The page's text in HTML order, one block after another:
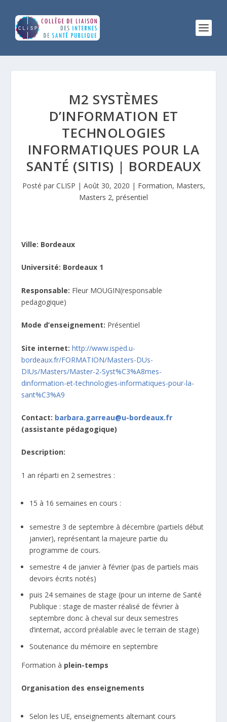
M2 SYSTÈMES
D’INFORMATION ET
TECHNOLOGIES
INFORMATIQUES POUR LA
SANTÉ (SITIS) | BORDEAUX
Posté par CLISP | Août 30, 2020 | Formation, Masters,
Masters 2, présentiel
Ville: Bordeaux
Université: Bordeaux 1
Responsable: Fleur MOUGIN(responsable
pedagogique)
Mode d’enseignement: Présentiel
Site internet:http://www.isped.u-
bordeaux.fr/FORMATION/Masters-DUs-
DIUs/Masters/Master-2-Syst%C3%A8mes-
dinformation-et-technologies-informatiques-pour-la-
sant%C3%A9
Contact: barbara.garreau@u-bordeaux.fr
(assistante pédagogique)
Description:
1 an réparti en 2 semestres :
15 à 16 semaines en cours :
semestre 3 de septembre à décembre (partiels début
janvier), représentant la majeure partie du
programme de cours.
semestre 4 de janvier à février (pas de partiels mais
devoirs écrits notés)
puis 24 semaines de stage (pour un interne de Santé
Publique : stage de master réalisé de février à
septembre donc à cheval sur deux semestres
d’internat, accord préalable avec le terrain de stage)
Soutenance du mémoire en septembre
Formation à plein-temps
Organisation des enseignements
Selon les UE, enseignements alternant cours